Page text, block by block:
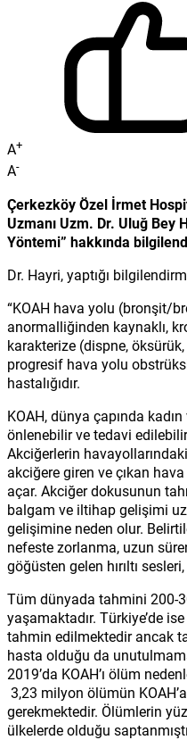
A+
A-
Çerkezköy Özel İrmet
Uzmanı Uzm. Dr. Uluğ Bey
Yöntemi” hakkında
Dr. Hayri, yaptığı
“KOAH hava yolu (bronşit/
anormalliğinden kaynaklı,
karakterize (dispne,
progresif hava yolu
hastalığıdır.
KOAH, dünya çapında
önlenebilir ve tedavi
Akciğerlerin
akciğere giren ve çıkan hava
açar. Akciğer dokusunun
balgam ve iltihap gelişimi
gelişimine neden olur.
nefeste zorlanma, uzun
göğüsten gelen hırıltı
Tüm dünyada tahmini 200-
yaşamaktadır. Türkiye’de
tahmin edilmektedir ancak
hasta olduğu da
2019’da KOAH’ı ölüm
3,23 milyon ölümün
gerekmektedir. Ölümlerin
ülkelerde olduğu